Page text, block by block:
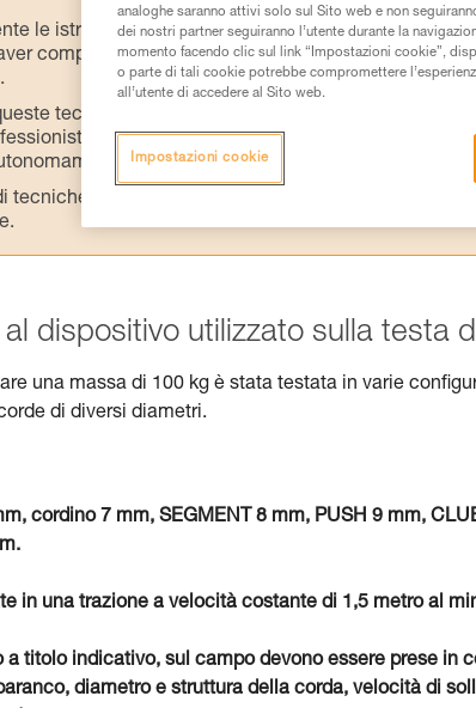
le istruzioni tecniche dei prodotti utilizzati in
compreso le informazioni dell’istruzione tecnica
tecniche richiede una formazione ed un
la vostra capacità di rifare la manovra, da
tecniche relative alla vostra attività. Ne possono
dispositivo utilizzato sulla testa
una massa di 100 kg è stata testata in varie
di diversi diametri.
cordino 7 mm, SEGMENT 8 mm, PUSH 9 mm,
in una trazione a velocità costante di 1,5 metro al
titolo indicativo, sul campo devono essere prese in
diametro e struttura della corda, velocità di
analoghe saranno attivi solo sul Sito web e non
dei nostri partner seguiranno l’utente durante la
momento facendo clic sul link “Impostazioni cookie”,
o parte di tali cookie potrebbe compromettere
all’utente di accedere al Sito web.
Impostazioni cookie